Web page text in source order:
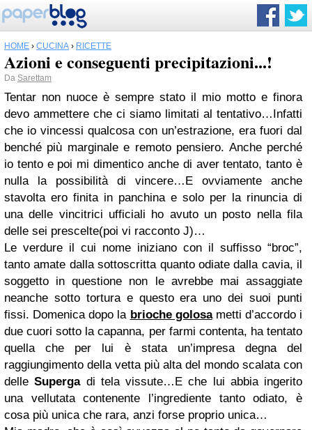
HOME › CUCINA › RICETTE
Azioni e conseguenti precipitazioni...!
Da Sarettam
Tentar non nuoce è sempre stato il mio motto e finora
devo ammettere che ci siamo limitati al tentativo…Infatti
che io vincessi qualcosa con un’estrazione, era fuori dal
benché più marginale e remoto pensiero. Anche perché
io tento e poi mi dimentico anche di aver tentato, tanto è
nulla la possibilità di vincere…E ovviamente anche
stavolta ero finita in panchina e solo per la rinuncia di
una delle vincitrici ufficiali ho avuto un posto nella fila
delle sei prescelte(poi vi racconto J)…
Le verdure il cui nome iniziano con il suffisso “broc”,
tanto amate dalla sottoscritta quanto odiate dalla cavia, il
soggetto in questione non le avrebbe mai assaggiate
neanche sotto tortura e questo era uno dei suoi punti
fissi. Domenica dopo la brioche golosametti d’accordo i
due cuori sotto la capanna, per farmi contenta, ha tentato
quella che per lui è stata un’impresa degna del
raggiungimento della vetta più alta del mondo scalata con
delleSupergadi tela vissute…E che lui abbia ingerito
una vellutata contenente l’ingrediente tanto odiato, è
cosa più unica che rara, anzi forse proprio unica…